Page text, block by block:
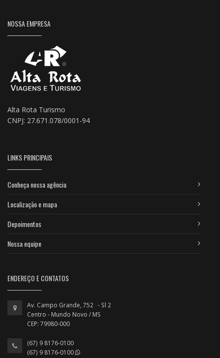
NOSSA EMPRESA
Alta Rota Turismo
CNPJ: 27.671.078/0001-94
LINKS PRINCIPAIS
Conheça nossa agência
Localização e mapa
Depoimentos
Nossa equipe
ENDEREÇO E CONTATOS
Av. Campo Grande, 752 - Sl 2
Centro - Mundo Novo / MS
CEP: 79980-000
(67) 9 8176-0100
(67) 9 8176-0100